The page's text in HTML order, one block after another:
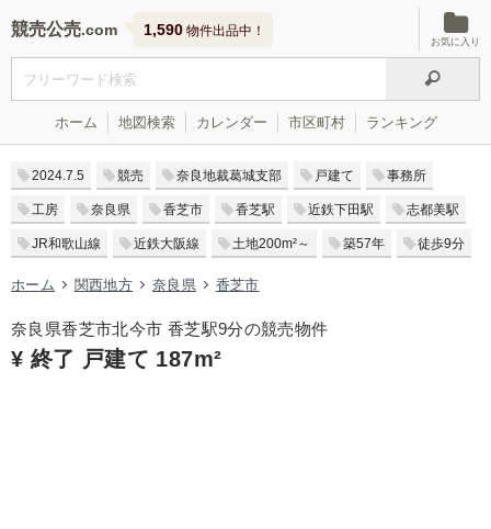
競売公売 1,590 物件出品中！
お気に入り
ホーム 地図検索 カレンダー 市区町村 ランキング
2024.7.5 競売 奈良地裁葛城支部 戸建て 事務所
工房 奈良県 香芝市 香芝駅 近鉄下田駅 志都美駅
JR和歌山線 近鉄大阪線 土地200m²～ 築57年 徒歩9分
ホーム 関西地方 奈良県 香芝市
奈良県香芝市北今市 香芝駅9分の競売物件
¥ 終了 戸建て 187m²